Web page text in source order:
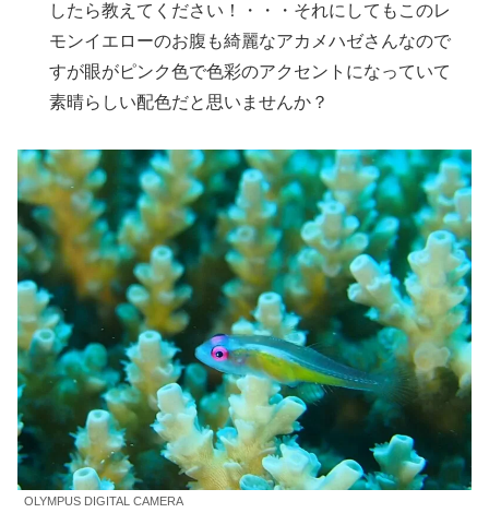
したら教えてください！・・・それにしてもこのレ
モンイエローのお腹も綺麗なアカメハゼさんなので
すが眼がピンク色で色彩のアクセントになっていて
素晴らしい配色だと思いませんか？
OLYMPUS DIGITAL CAMERA